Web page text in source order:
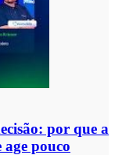
por que a
pouco